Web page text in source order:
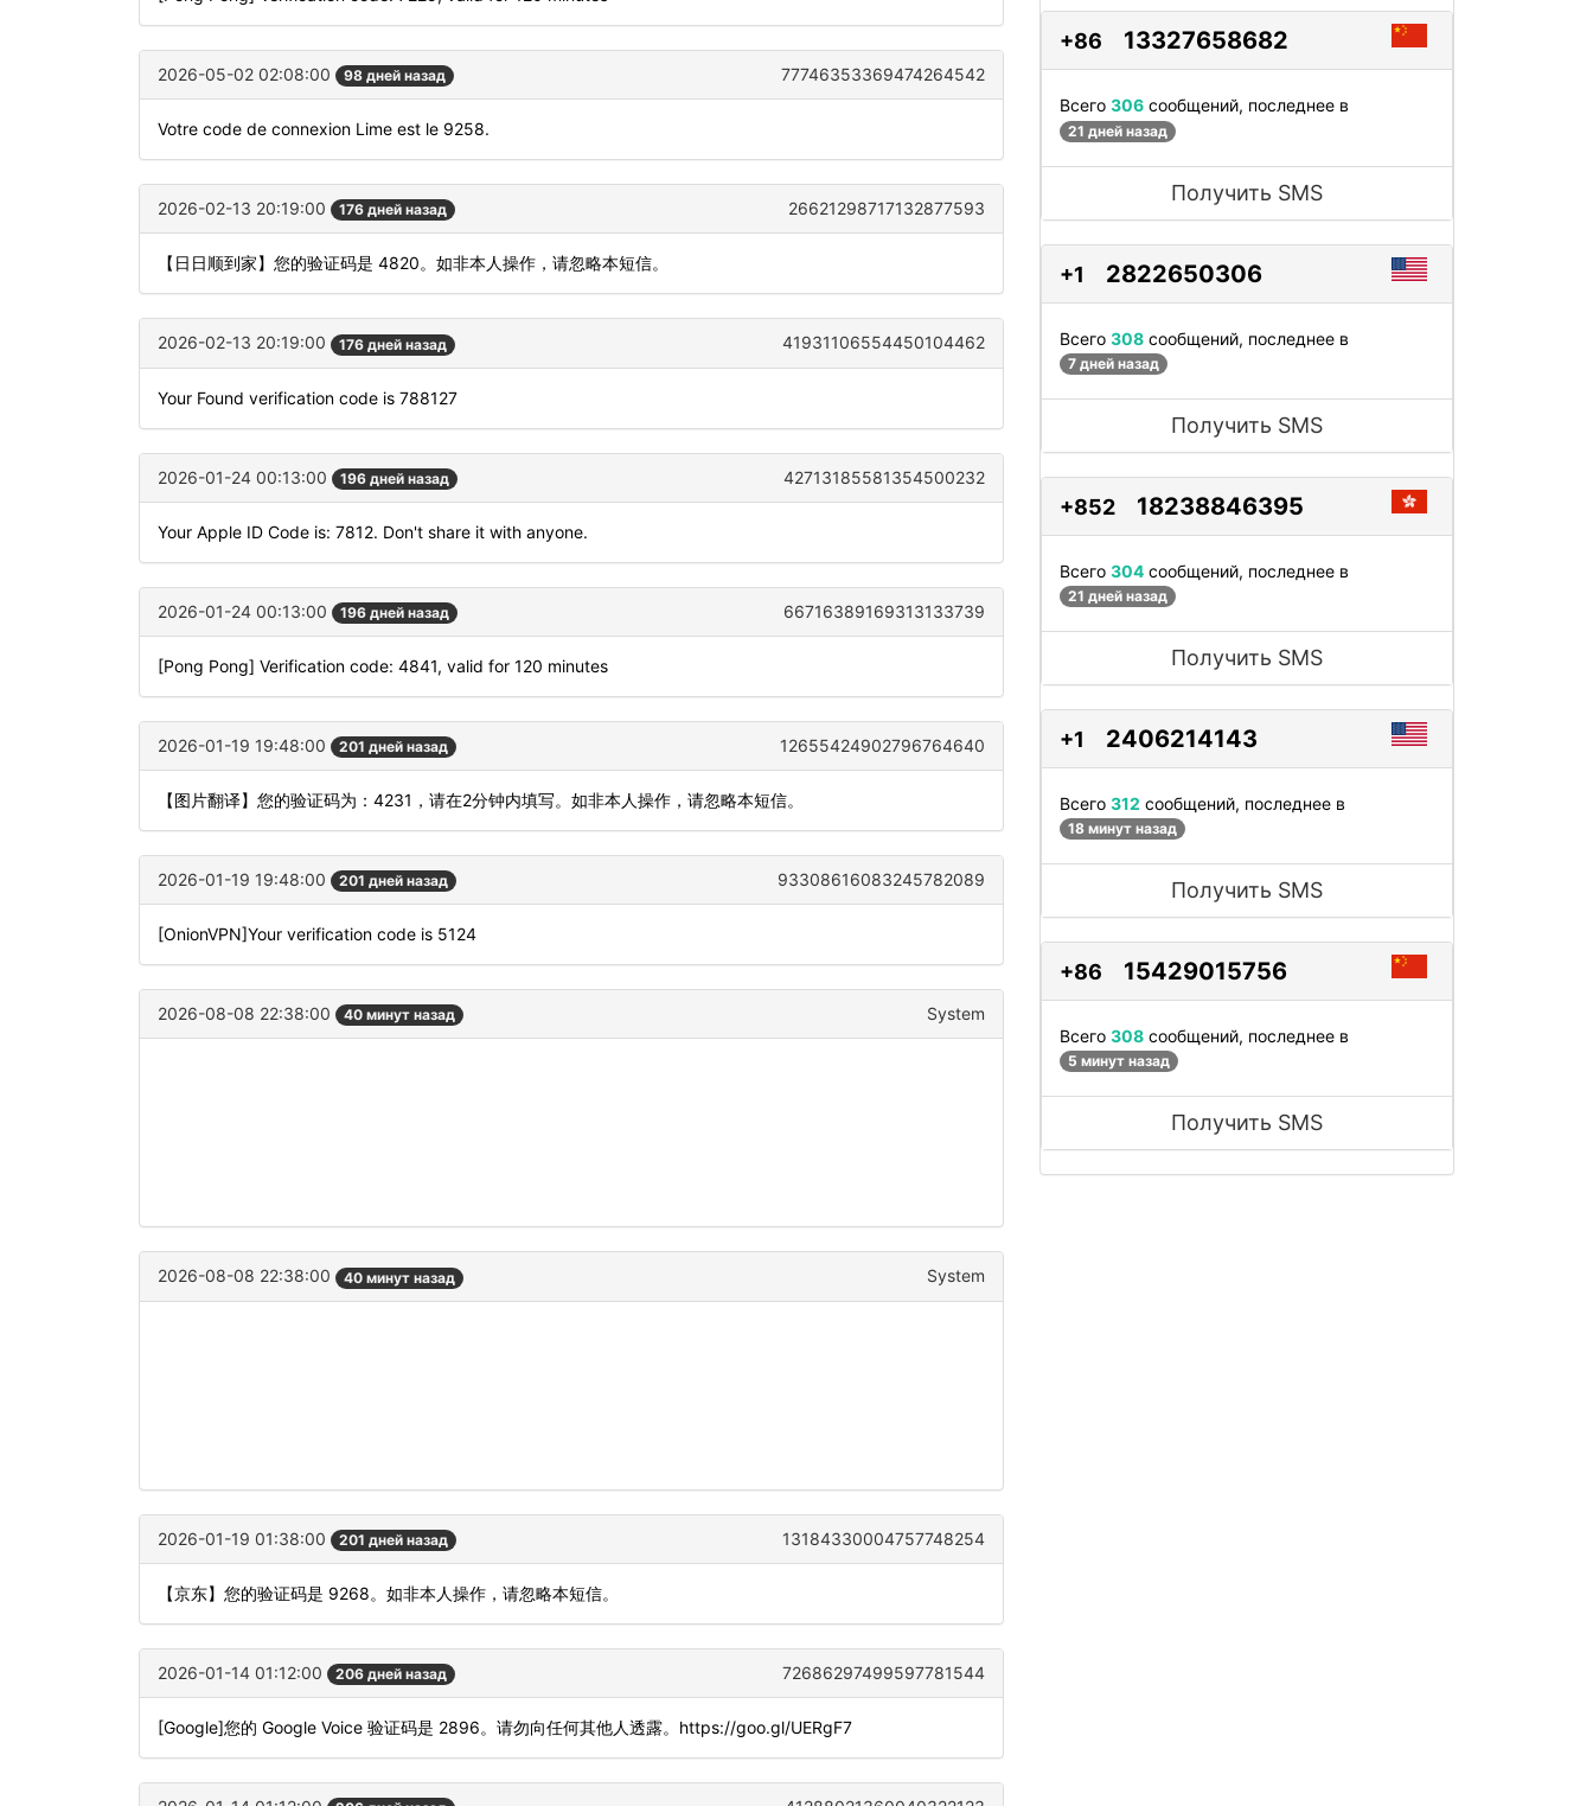
2026-05-02 02:08:00 98 дней назад 77746353369474264542
Votre code de connexion Lime est le 9258.
2026-02-13 20:19:00 176 дней назад 26621298717132877593
【日日顺到家】您的验证码是 4820。如非本人操作，请忽略本短信。
2026-02-13 20:19:00 176 дней назад 41931106554450104462
Your Found verification code is 788127
2026-01-24 00:13:00 196 дней назад 42713185581354500232
Your Apple ID Code is: 7812. Don't share it with anyone.
2026-01-24 00:13:00 196 дней назад 66716389169313133739
[Pong Pong] Verification code: 4841, valid for 120 minutes
2026-01-19 19:48:00 201 дней назад 12655424902796764640
【图片翻译】您的验证码为：4231，请在2分钟内填写。如非本人操作，请忽略本短信。
2026-01-19 19:48:00 201 дней назад 93308616083245782089
[OnionVPN]Your verification code is 5124
2026-08-08 22:38:00 40 минут назад System
2026-08-08 22:38:00 40 минут назад System
2026-01-19 01:38:00 201 дней назад 13184330004757748254
【京东】您的验证码是 9268。如非本人操作，请忽略本短信。
2026-01-14 01:12:00 206 дней назад 72686297499597781544
[Google]您的 Google Voice 验证码是 2896。请勿向任何其他人透露。https://goo.gl/UERgF7
+86 13327658682
Всего 306 сообщений, последнее в
21 дней назад
Получить SMS
+1 2822650306
Всего 308 сообщений, последнее в
7 дней назад
Получить SMS
+852 18238846395
Всего 304 сообщений, последнее в
21 дней назад
Получить SMS
+1 2406214143
Всего 312 сообщений, последнее в
18 минут назад
Получить SMS
+86 15429015756
Всего 308 сообщений, последнее в
5 минут назад
Получить SMS